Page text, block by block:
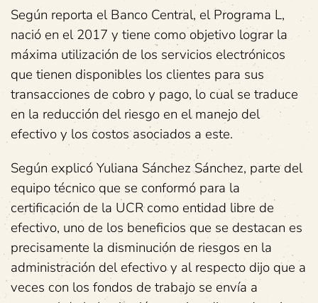
Según reporta el Banco Central, el Programa L,
nació en el 2017 y tiene como objetivo lograr la
máxima utilización de los servicios electrónicos
que tienen disponibles los clientes para sus
transacciones de cobro y pago, lo cual se traduce
en la reducción del riesgo en el manejo del
efectivo y los costos asociados a este.
Según explicó Yuliana Sánchez Sánchez, parte del
equipo técnico que se conformó para la
certificación de la UCR como entidad libre de
efectivo, uno de los beneficios que se destacan es
precisamente la disminución de riesgos en la
administración del efectivo y al respecto dijo que a
veces con los fondos de trabajo se envía a